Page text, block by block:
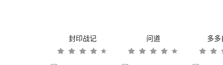
封印战记 问道 多多